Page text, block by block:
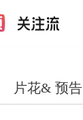
片花& 预告